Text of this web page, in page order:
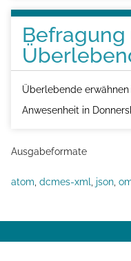
Überlebende
Anwesenheit in
Ausgabeformate
atom dcmes-xml json